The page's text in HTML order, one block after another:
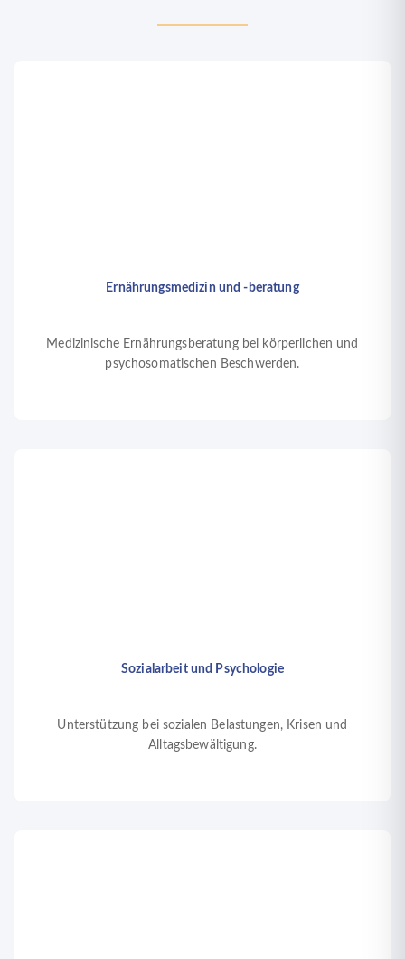
Ernährungsmedizin und -beratung
Medizinische Ernährungsberatung bei körperlichen und
psychosomatischen Beschwerden.
Sozialarbeit und Psychologie
Unterstützung bei sozialen Belastungen, Krisen und
Alltagsbewältigung.